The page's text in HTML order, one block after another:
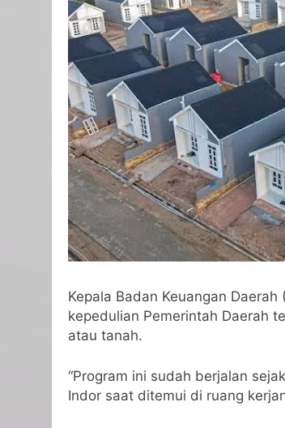
Kepala Badan Keuangan
kepedulian Pemerintah Daerah
atau tanah.
“Program ini sudah berjalan
Indor saat ditemui di ruang